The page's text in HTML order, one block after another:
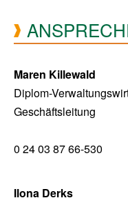
Maren Killewald
Diplom-
Geschäftsleitung
0 24 03 87 66-530
Ilona Derks